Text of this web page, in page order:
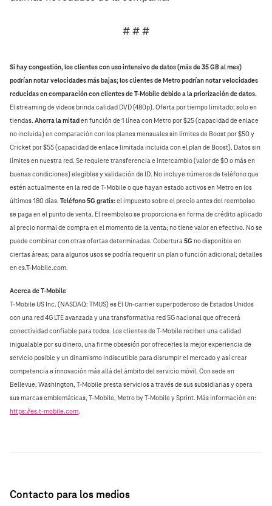
# # #
Si hay congestión, los clientes con uso intensivo de datos (más de 35 GB al mes)
podrían notar velocidades más bajas; los clientes de Metro podrían notar velocidades
reducidas en comparación con clientes de T‑Mobile debido a la priorización de datos.
El streaming de videos brinda calidad DVD (480p). Oferta por tiempo limitado; solo en
tiendas. Ahorra la mitad en función de 1 línea con Metro por $25 (capacidad de enlace
no incluida) en comparación con los planes mensuales sin límites de Boost por $50 y
Cricket por $55 (capacidad de enlace limitada incluida con el plan de Boost). Datos sin
límites en nuestra red. Se requiere transferencia e intercambio (valor de $0 o más en
buenas condiciones) elegibles y validación de ID. No incluye números de teléfono que
estén actualmente en la red de T‑Mobile o que hayan estado activos en Metro en los
últimos 180 días. Teléfono 5G gratis:el impuesto sobre el precio antes del reembolso
se paga en el punto de venta. El reembolso se proporciona en forma de crédito aplicado
al precio normal de compra en el momento de la venta; no tiene valor en efectivo. No se
puede combinar con otras ofertas determinadas. Cobertura5G no disponible en
ciertas áreas; para algunos usos se podría requerir un plan o función adicional; detalles
en es.T‑Mobile.com.
Acerca de T‑Mobile
T‑Mobile US Inc. (NASDAQ: TMUS) es El Un‑carrier superpoderoso de Estados Unidos
con una red 4G LTE avanzada y una transformativa red 5G nacional que ofrecerá
conectividad confiable para todos. Los clientes de T‑Mobile reciben una calidad
inigualable por su dinero, una firme obsesión por ofrecerles la mejor experiencia de
servicio posible y un dinamismo indiscutible para disrumpir el mercado y así crear
competencia e innovación más allá del ámbito del servicio móvil. Con sede en
Bellevue, Washington, T‑Mobile presta servicios a través de sus subsidiarias y opera
sus marcas emblemáticas, T‑Mobile, Metro by T‑Mobile y Sprint. Más información en:
https://es.t‑mobile.com.
Contacto para los medios